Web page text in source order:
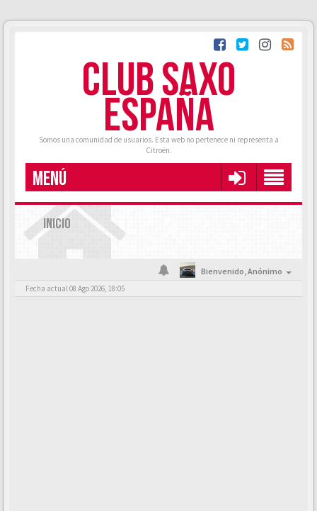
CLUB SAXO
ESPAÑA
Somos una comunidad de usuarios. Esta web no pertenece ni representa a
Citroën.
MENÚ
INICIO
Bienvenido,Anónimo
Fecha actual 08 Ago 2026, 18:05